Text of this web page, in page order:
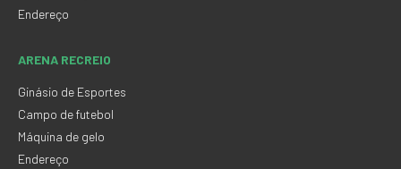
Endereço
ARENA RECREIO
Ginásio de Esportes
Campo de futebol
Máquina de gelo
Endereço